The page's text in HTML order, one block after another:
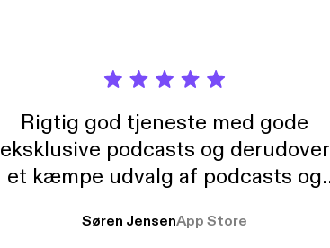
Rigtig god tjeneste med gode
eksklusive podcasts og derudover
et kæmpe udvalg af podcasts og
ikke andet så udelukkende pga
Søren JensenApp Store